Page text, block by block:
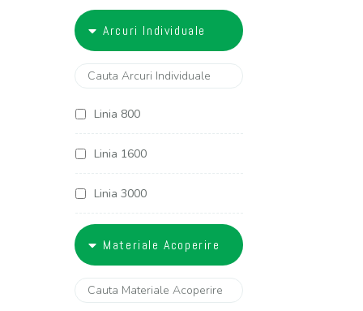
Arcuri Individuale
Linia 800
Linia 1600
Linia 3000
Materiale Acoperire